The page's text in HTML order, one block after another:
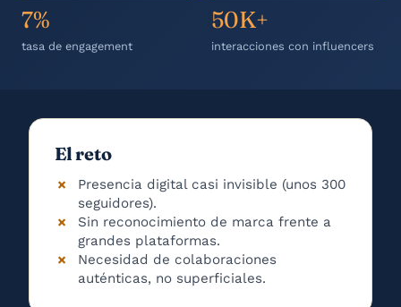
7%
tasa de engagement
50K+
interacciones con influencers
El reto
Presencia digital casi invisible (unos 300
seguidores).
Sin reconocimiento de marca frente a
grandes plataformas.
Necesidad de colaboraciones
auténticas, no superficiales.